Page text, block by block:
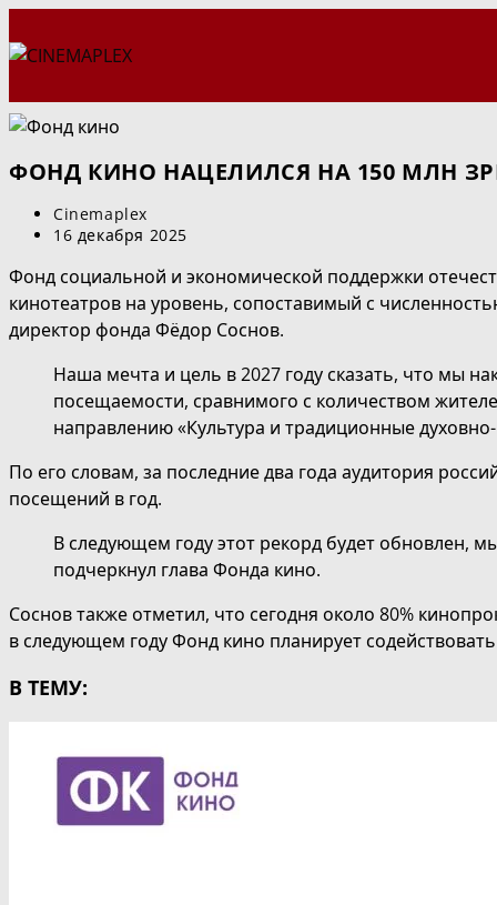
к
ФОНД КИНО НАЦЕЛИЛСЯ НА 150 МЛН
Автор
записи:
Cinemaplex
Запись
16 декабря 2025
Фонд социальной и экономической поддержки
кинотеатров на уровень, сопоставимый с
директор фонда Фёдор Соснов.
Наша мечта и цель в 2027 году сказать, что мы
посещаемости, сравнимого с количеством
направлению «Культура и традиционные
По его словам, за последние два года аудитория
посещений в год.
В следующем году этот рекорд будет
подчеркнул глава Фонда кино.
Соснов также отметил, что сегодня около 80%
в следующем году Фонд кино планирует
В ТЕМУ: